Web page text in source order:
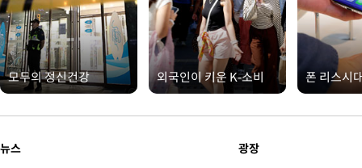
모두의 정신건강 외국인이 키운 K-소비 폰 리스시
뉴스 광장